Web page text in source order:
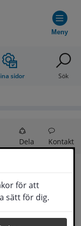
för att
sätt för dig.
Meny
sidor Sök
Dela Kontakt